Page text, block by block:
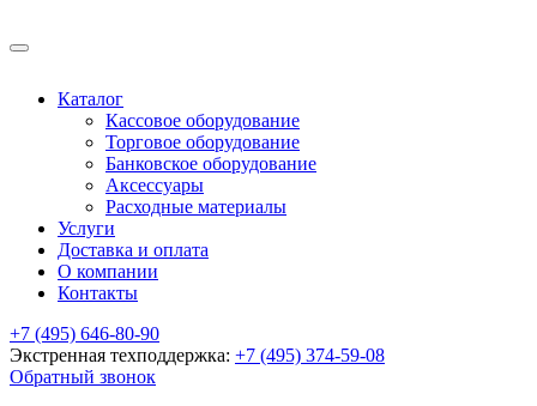
Каталог
Кассовое оборудование
Торговое оборудование
Банковское оборудование
Аксессуары
Расходные материалы
Услуги
Доставка и оплата
О компании
Контакты
+7 (495) 646-80-90
Экстренная техподдержка: +7 (495) 374-59-08
Обратный звонок